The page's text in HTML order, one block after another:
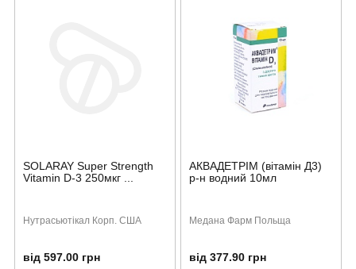
SOLARAY Super Strength
Vitamin D-3 250мкг ...
Нутрасьютікал Корп. США
від 597.00 грн
АКВАДЕТРІМ (вітамін Д3)
р-н водний 10мл
Медана Фарм Польща
від 377.90 грн